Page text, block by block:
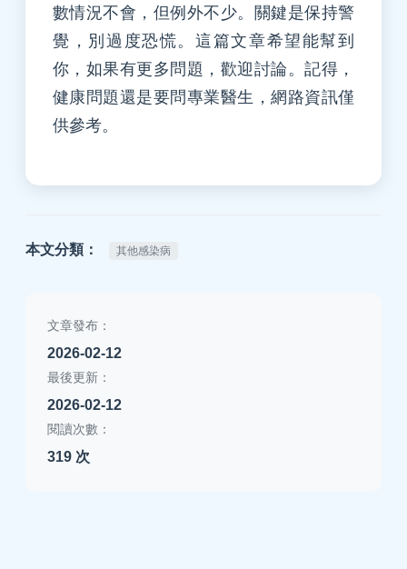
數情況不會，但例外不少。關鍵是保持警
覺，別過度恐慌。這篇文章希望能幫到
你，如果有更多問題，歡迎討論。記得，
健康問題還是要問專業醫生，網路資訊僅
供參考。
本文分類： 其他感染病
文章發布：
2026-02-12
最後更新：
2026-02-12
閱讀次數：
319 次